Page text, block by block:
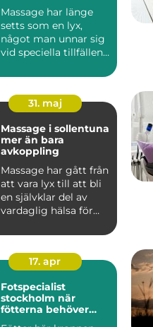
Massage har länge
setts som en lyx,
något man unnar sig
vid speciella tillfällen.
31. maj
Massage i sollentuna
mer än bara
avkoppling
Massage har gått från
att vara lyx till att bli
en självklar del av
vardaglig hälsa för
17. apr
Fotspecialist
stockholm när
fötterna behöver